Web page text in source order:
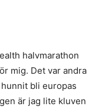
halvmarathon
mig. Det var andra
bli europas
är jag lite kluven